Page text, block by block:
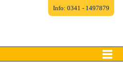
Info: 0341 - 1497879